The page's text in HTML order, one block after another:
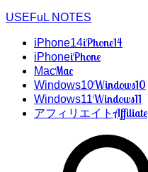
USEFuL NOTES
iPhone14iPhone14
iPhoneiPhone
MacMac
Windows10Windows10
Windows11Windows11
アフィリエイトAffiliate